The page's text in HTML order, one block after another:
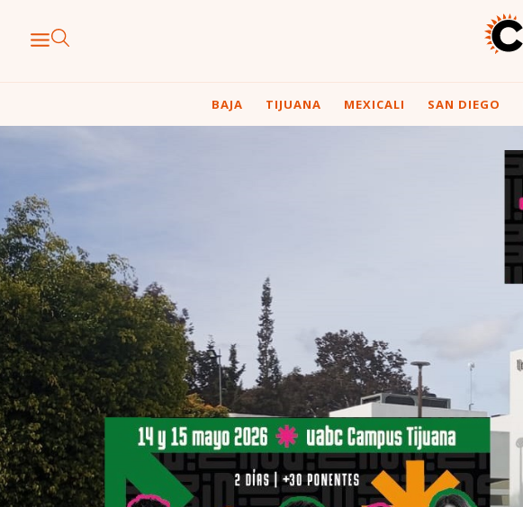
BAJA TIJUANA MEXICALI SAN DIEGO